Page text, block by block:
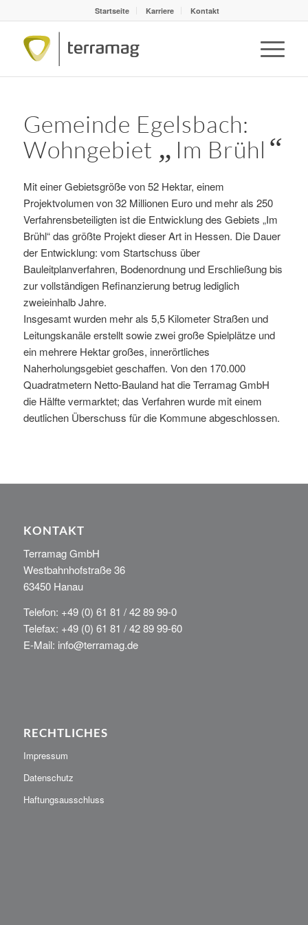
Startseite Karriere Kontakt
Gemeinde Egelsbach:
Wohngebiet „ Im Brühl “
Mit einer Gebietsgröße von 52 Hektar, einem
Projektvolumen von 32 Millionen Euro und mehr als 250
Verfahrensbeteiligten ist die Entwicklung des Gebiets „Im
Brühl“ das größte Projekt dieser Art in Hessen. Die Dauer
der Entwicklung: vom Startschuss über
Bauleitplanverfahren, Bodenordnung und Erschließung bis
zur vollständigen Refinanzierung betrug lediglich
zweieinhalb Jahre.
Insgesamt wurden mehr als 5,5 Kilometer Straßen und
Leitungskanäle erstellt sowie zwei große Spielplätze und
ein mehrere Hektar großes, innerörtliches
Naherholungsgebiet geschaffen. Von den 170.000
Quadratmetern Netto-Bauland hat die Terramag GmbH
die Hälfte vermarktet; das Verfahren wurde mit einem
deutlichen Überschuss für die Kommune abgeschlossen.
KONTAKT
Terramag GmbH
Westbahnhofstraße 36
63450 Hanau
Telefon: +49 (0) 61 81 / 42 89 99-0
Telefax: +49 (0) 61 81 / 42 89 99-60
E-Mail: info@terramag.de
RECHTLICHES
Impressum
Datenschutz
Haftungsausschluss